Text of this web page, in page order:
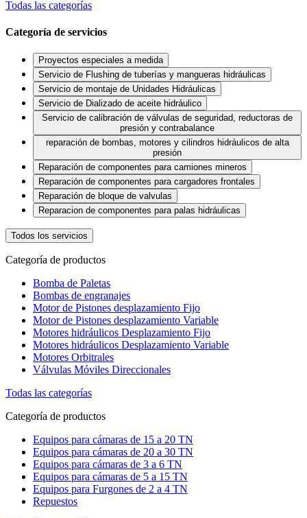
Todas las categorías
Categoría de servicios
Proyectos especiales a medida
Servicio de Flushing de tuberías y mangueras hidráulicas
Servicio de montaje de Unidades Hidráulicas
Servicio de Dializado de aceite hidráulico
Servicio de calibración de válvulas de seguridad, reductoras de
presión y contrabalance
reparación de bombas, motores y cilindros hidráulicos de alta
presión
Reparación de componentes para camiones mineros
Reparación de componentes para cargadores frontales
Reparación de bloque de valvulas
Reparacion de componentes para palas hidráulicas
Todos los servicios
Categoría de productos
Bomba de Paletas
Bombas de engranajes
Motor de Pistones desplazamiento Fijo
Motor de Pistones desplazamiento Variable
Motores hidráulicos Desplazamiento Fijo
Motores hidráulicos Desplazamiento Variable
Motores Orbitrales
Válvulas Móviles Direccionales
Todas las categorías
Categoría de productos
Equipos para cámaras de 15 a 20 TN
Equipos para cámaras de 20 a 30 TN
Equipos para cámaras de 3 a 6 TN
Equipos para cámaras de 5 a 15 TN
Equipos para Furgones de 2 a 4 TN
Repuestos